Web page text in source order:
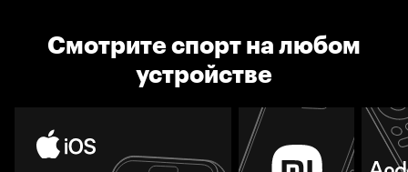
Смотрите спорт на любом
устройстве